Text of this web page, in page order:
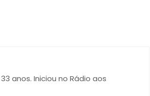
anos. Iniciou no Rádio aos